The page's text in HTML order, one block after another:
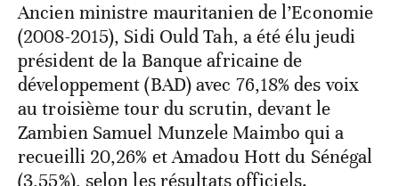
Ancien ministre mauritanien de l’Economie
(2008-2015), Sidi Ould Tah, a été élu jeudi
président de la Banque africaine de
développement (BAD) avec 76,18% des voix
au troisième tour du scrutin, devant le
Zambien Samuel Munzele Maimbo qui a
recueilli 20,26% et Amadou Hott du Sénégal
(3,55%), selon les résultats officiels.